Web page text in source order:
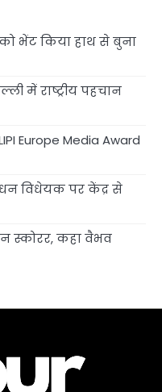
भेंट किया हाथ से बुना
में राष्ट्रीय पहचान
Europe Media Award
विधेयक पर केंद्र से
स्कोरर, कहा वैभव